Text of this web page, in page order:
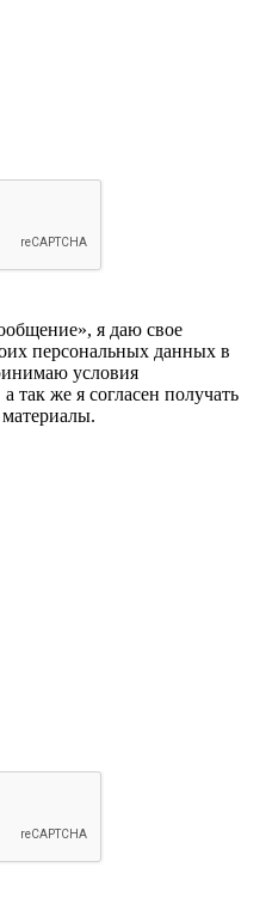
я даю свое
персональных данных в
условия
а так же я согласен получать